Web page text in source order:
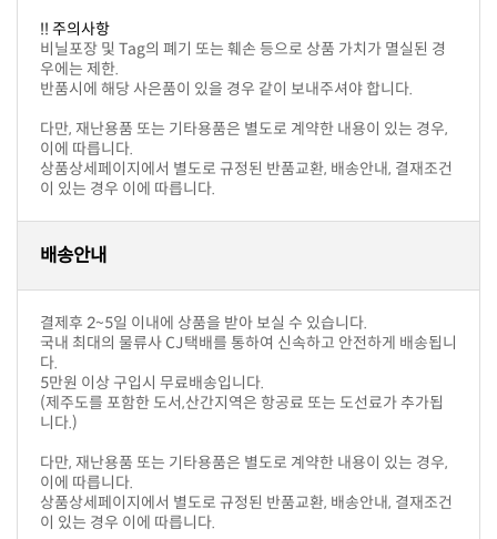
!! 주의사항
우에는 제한.
반품시에 해당 사은품이 있을 경우 같이 보내주셔야 합니다.
이에 따릅니다.
이 있는 경우 이에 따릅니다.
배송안내
결제후 2~5일 이내에 상품을 받아 보실 수 있습니다.
다.
5만원 이상 구입시 무료배송입니다.
니다.)
이에 따릅니다.
이 있는 경우 이에 따릅니다.